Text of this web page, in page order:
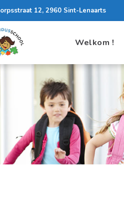
12, 2960 Sint-Lenaarts
Welkom !